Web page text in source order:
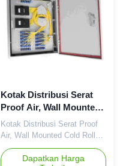
pengoperasian, konstruksi
dan pemeliharaan ...
Kotak Distribusi Serat
Proof Air, Wall Mounted
Cold Rolled Steel Body
Kotak Distribusi Serat Proof
Air, Wall Mounted Cold Rolled
Steel Body Berlaku dalam
proyek FTTH Cocok untuk
Dapatkan Harga